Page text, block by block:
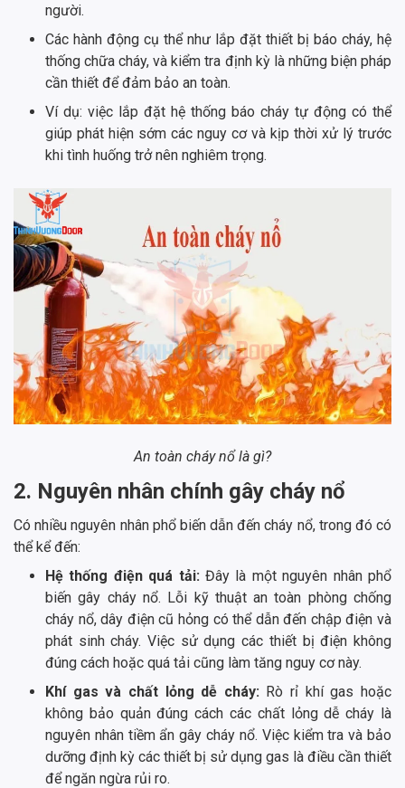
người.
Các hành động cụ thể như lắp đặt thiết bị báo cháy, hệ
thống chữa cháy, và kiểm tra định kỳ là những biện pháp
cần thiết để đảm bảo an toàn.
Ví dụ: việc lắp đặt hệ thống báo cháy tự động có thể
giúp phát hiện sớm các nguy cơ và kịp thời xử lý trước
khi tình huống trở nên nghiêm trọng.
An toàn cháy nổ là gì?
2. Nguyên nhân chính gây cháy nổ
Có nhiều nguyên nhân phổ biến dẫn đến cháy nổ, trong đó có
thể kể đến:
Hệ thống điện quá tải:Đây là một nguyên nhân phổ
biến gây cháy nổ. Lỗi kỹ thuật an toàn phòng chống
cháy nổ, dây điện cũ hỏng có thể dẫn đến chập điện và
phát sinh cháy. Việc sử dụng các thiết bị điện không
đúng cách hoặc quá tải cũng làm tăng nguy cơ này.
Khí gas và chất lỏng dễ cháy:Rò rỉ khí gas hoặc
không bảo quản đúng cách các chất lỏng dễ cháy là
nguyên nhân tiềm ẩn gây cháy nổ. Việc kiểm tra và bảo
dưỡng định kỳ các thiết bị sử dụng gas là điều cần thiết
để ngăn ngừa rủi ro.